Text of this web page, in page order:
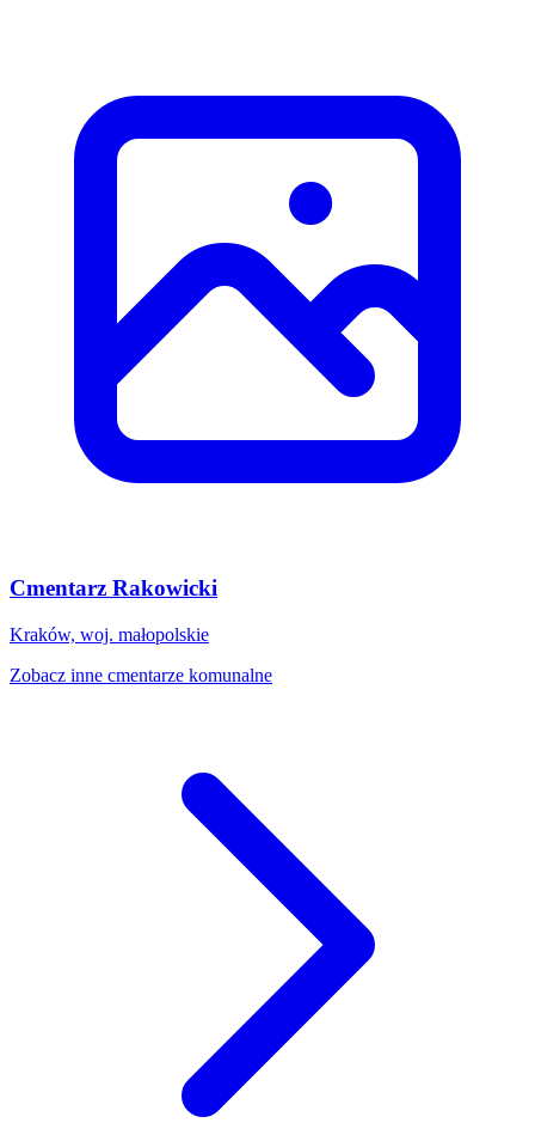
Cmentarz Rakowicki
Kraków, woj. małopolskie
Zobacz inne cmentarze komunalne